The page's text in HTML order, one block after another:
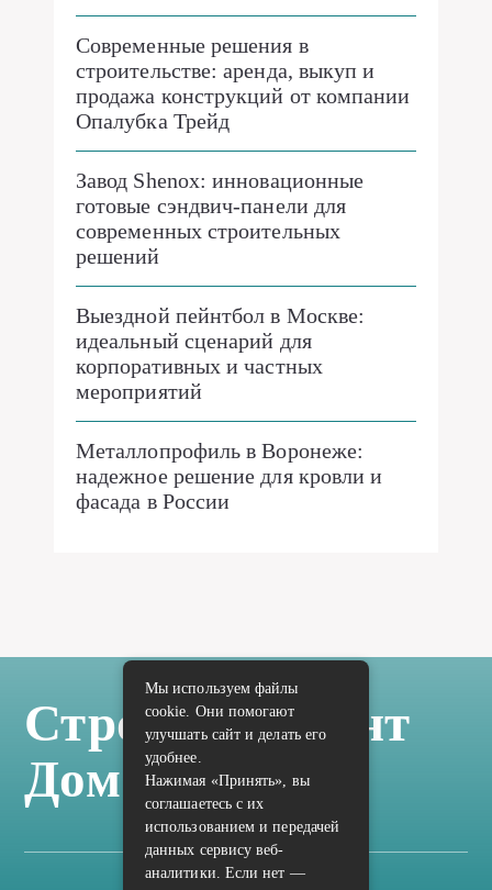
Современные решения в
строительстве: аренда, выкуп и
продажа конструкций от компании
Опалубка Трейд
Завод Shenox: инновационные
готовые сэндвич-панели для
современных строительных
решений
Выездной пейнтбол в Москве:
идеальный сценарий для
корпоративных и частных
мероприятий
Металлопрофиль в Воронеже:
надежное решение для кровли и
фасада в России
Стройка Ремонт
Дом Отделка
Мы используем файлы
cookie. Они помогают
улучшать сайт и делать его
удобнее.
Нажимая «Принять», вы
соглашаетесь с их
использованием и передачей
данных сервису веб-
аналитики. Если нет —